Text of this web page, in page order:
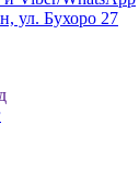
ул. Бухоро 27